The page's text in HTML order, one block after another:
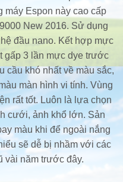
máy Espon này cao cấp
New 2016. Sử dụng
đầu nano. Kết hợp mực
gấp 3 lần mực dye trước
cầu khó nhất về màu sắc,
màn hình vi tính. Vùng
rất tốt. Luôn là lựa chọn
cưới, ảnh khổ lớn. Sản
màu khi để ngoài nắng
sẽ dễ bị nhầm với các
vài năm trước đây.